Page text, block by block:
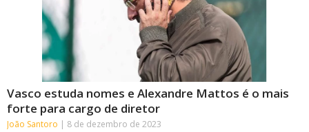
Vasco estuda nomes e Alexandre Mattos é o mais
forte para cargo de diretor
João Santoro 8 de dezembro de 2023